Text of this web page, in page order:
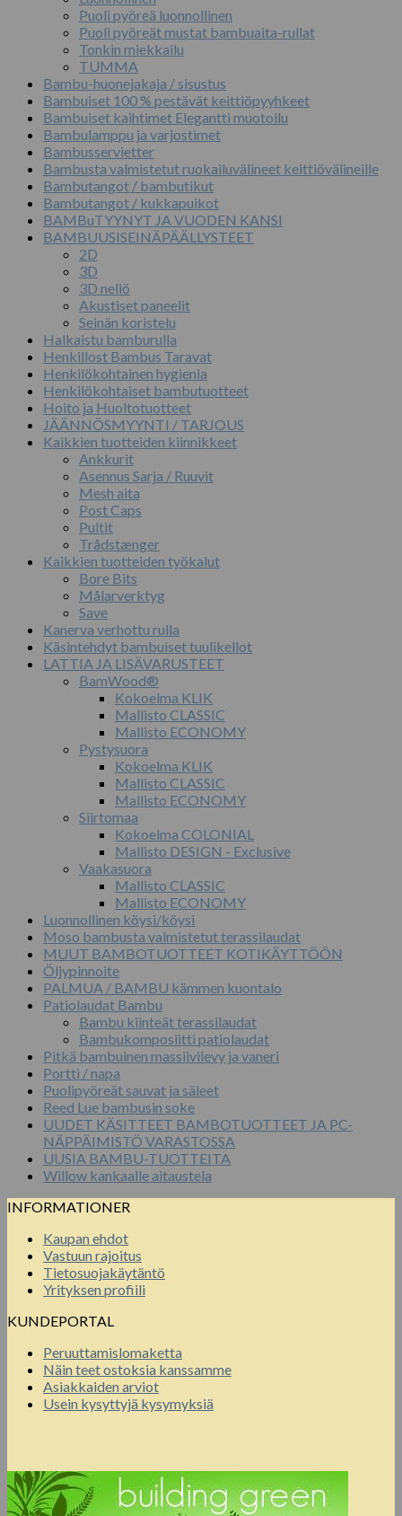
Puoli pyöreä luonnollinen
Puoli pyöreät mustat bambuaita-rullat
Tonkin miekkailu
TUMMA
Bambu-huonejakaja / sisustus
Bambuiset 100 % pestävät keittiöpyyhkeet
Bambuiset kaihtimet Elegantti muotoilu
Bambulamppu ja varjostimet
Bambusservietter
Bambusta valmistetut ruokailuvälineet keittiövälineille
Bambutangot / bambutikut
Bambutangot / kukkapuikot
BAMBuTYYNYT JA VUODEN KANSI
BAMBUUSISEINÄPÄÄLLYSTEET
2D
3D
3D neliö
Akustiset paneelit
Seinän koristelu
Halkaistu bamburulla
Henkillost Bambus Taravat
Henkilökohtainen hygienia
Henkilökohtaiset bambutuotteet
Hoito ja Huoltotuotteet
JÄÄNNÖSMYYNTI / TARJOUS
Kaikkien tuotteiden kiinnikkeet
Ankkurit
Asennus Sarja / Ruuvit
Mesh aita
Post Caps
Pultit
Trådstænger
Kaikkien tuotteiden työkalut
Bore Bits
Målarverktyg
Save
Kanerva verhottu rulla
Käsintehdyt bambuiset tuulikellot
LATTIA JA LISÄVARUSTEET
BamWood®
Kokoelma KLIK
Mallisto CLASSIC
Mallisto ECONOMY
Pystysuora
Kokoelma KLIK
Mallisto CLASSIC
Mallisto ECONOMY
Siirtomaa
Kokoelma COLONIAL
Mallisto DESIGN - Exclusive
Vaakasuora
Mallisto CLASSIC
Mallisto ECONOMY
Luonnollinen köysi/köysi
Moso bambusta valmistetut terassilaudat
MUUT BAMBOTUOTTEET KOTIKÄYTTÖÖN
Öljypinnoite
PALMUA / BAMBU kämmen kuontalo
Patiolaudat Bambu
Bambu kiinteät terassilaudat
Bambukomposiitti patiolaudat
Pitkä bambuinen massiivilevy ja vaneri
Portti / napa
Puolipyöreät sauvat ja säleet
Reed Lue bambusin soke
UUDET KÄSITTEET BAMBOTUOTTEET JA PC-
NÄPPÄIMISTÖ VARASTOSSA
UUSIA BAMBU-TUOTTEITA
Willow kankaalle aitaustela
INFORMATIONER
Kaupan ehdot
Vastuun rajoitus
Tietosuojakäytäntö
Yrityksen profiili
KUNDEPORTAL
Peruuttamislomaketta
Näin teet ostoksia kanssamme
Asiakkaiden arviot
Usein kysyttyjä kysymyksiä